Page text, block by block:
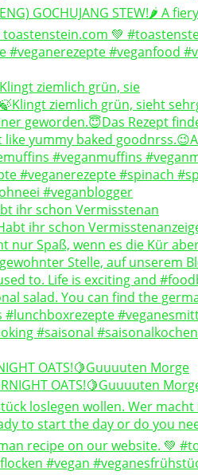
ziemlich grün, sie
ihr schon Vermisstenan
OATS!🍋Guuuuten Morge